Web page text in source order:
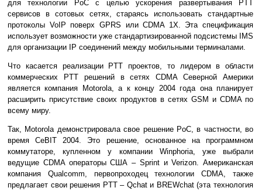
для технологии PoC с целью ускорения развертывания PTT
сервисов в сотовых сетях, стараясь использовать стандартные
протоколы VoIP поверх GPRS или CDMA 1X. Эта спецификация
использует возможности уже стандартизированной подсистемы IMS
для организации IP соединений между мобильными терминалами.
Что касается реализации PTT проектов, то лидером в области
коммерческих PTT решений в сетях CDMA Северной Америки
является компания Motorola, а к концу 2004 года она планирует
расширить присутствие своих продуктов в сетях GSM и CDMA по
всему миру.
Так, Motorola демонстрировала свое решение PoC, в частности, во
время CeBIT 2004. Это решение, основанное на программном
коммутаторе, купленном у компании Winphoria, уже выбрали
ведущие CDMA операторы США – Sprint и Verizon. Американская
компания Qualcomm, первопроходец технологии CDMA, также
предлагает свои решения PTT – Qchat и BREWchat (эта технология